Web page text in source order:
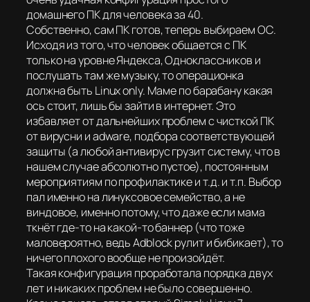
домашнего ПК для человека за 40.
Собственно, сам ПК готов, теперь выбираем ОС.
Исходя из того, что человек общается с ПК
только на уровне Яндекса, Одноклассников и
послушать там же музыку, то операционка
должна быть Linux only. Маме по барабану какая
ось стоит, лишь бы зайти в интернет. Это
избавляет от дальнейших проблем с чисткой ПК
от вирусни и adware, подбора соответствующей
защиты (а любой антивирус грузит систему, что в
нашем случае абсолютно пустое), постоянным
мероприятиям по профилактике и т.д. и т.п. Выбор
пал именно на линуксовое семейство, а не
виндовое, именно потому, что даже если мама
ткнёт где-то на какой-то баннер (что тоже
маловероятно, ведь Adblock рулит и бибикает), то
ничего плохого вообще не произойдёт.
Такая конфигурация проработала порядка двух
лет и никаких проблем не было совершенно.